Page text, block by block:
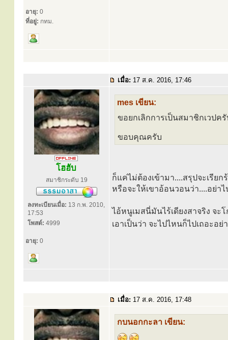
อายุ: 0
ที่อยู่: กทม.
เมื่อ: 17 ส.ค. 2016, 17:46
โฮฮับ
สมาชิกระดับ 19
ลงทะเบียนเมื่อ: 13 ก.พ. 2010,
17:53
โพสต์: 4999
อายุ: 0
mes เขียน:
ขอยกเลิกการเป็นสมาชิกเวปค
ขอบคุณครับ
ก็แค่ไม่ต้องเข้ามา....สรุปจะเรียก
หรือจะให้เขาอ้อนวอนว่า....อย่
ไอ้หนูเมสนี่มันไร้เดียงสาจริง จะ
เอาเป็นว่า จะไปไหนก็ไปเถอะอ
เมื่อ: 17 ส.ค. 2016, 17:48
กบนอกกะลา เขียน: